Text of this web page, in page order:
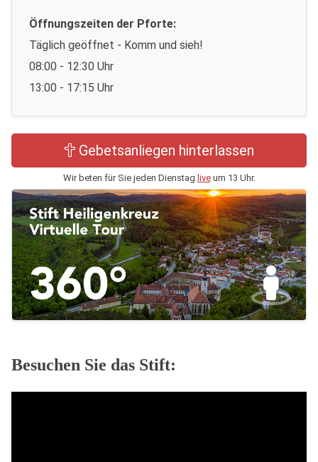
Öffnungszeiten der Pforte:
Täglich geöffnet - Komm und sieh!
08:00 - 12:30 Uhr
13:00 - 17:15 Uhr
Gebetsanliegen hinterlassen
Wir beten für Sie jeden Dienstag liveum 13 Uhr.
Besuchen Sie das Stift: